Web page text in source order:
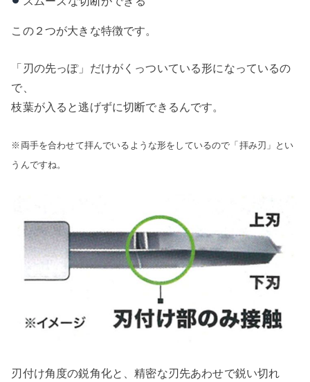
この２つが大きな特徴です。
「刃の先っぽ」だけがくっついている形になっているの
で、
枝葉が入ると逃げずに切断できるんです。
※両手を合わせて拝んでいるような形をしているので「拝み刃」とい
うんですね。
刃付け角度の鋭角化と、精密な刃先あわせで鋭い切れ